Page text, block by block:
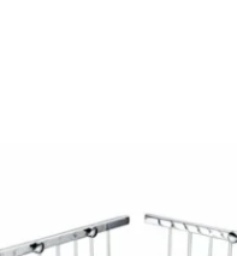
était :
66,36 €.
est :
24,99 €.